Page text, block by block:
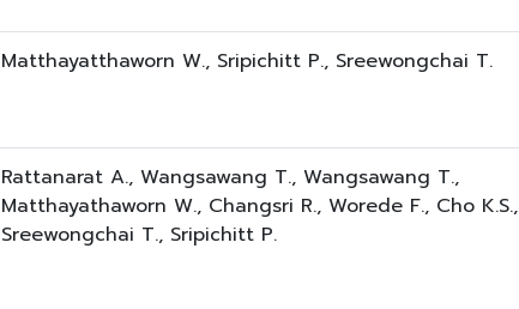
Matthayatthaworn W., Sripichitt P., Sreewongchai T.
Rattanarat A., Wangsawang T., Wangsawang T.,
Matthayathaworn W., Changsri R., Worede F., Cho K.S.,
Sreewongchai T., Sripichitt P.